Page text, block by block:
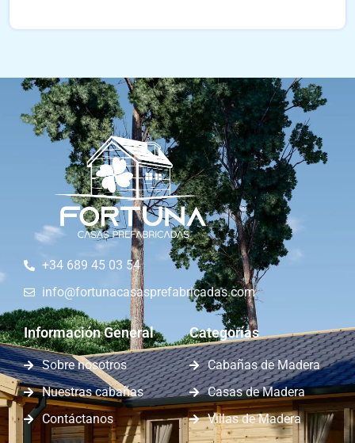
+34 689 45 03 54
info@fortunacasasprefabricadas.com
Información General
Sobre nosotros
Nuestras cabañas
Contáctanos
Categorías
Cabañas de Madera
Casas de Madera
Villas de Madera